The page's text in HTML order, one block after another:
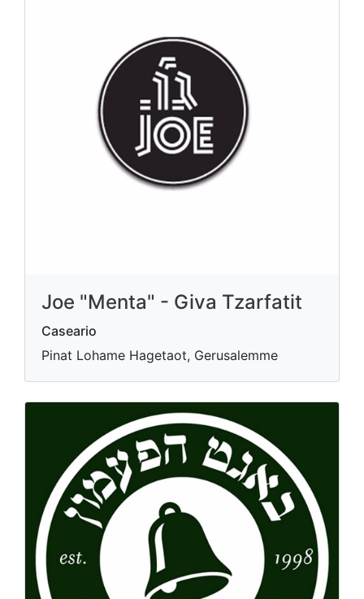
Joe "Menta" - Giva Tzarfatit
Caseario
Pinat Lohame Hagetaot, Gerusalemme